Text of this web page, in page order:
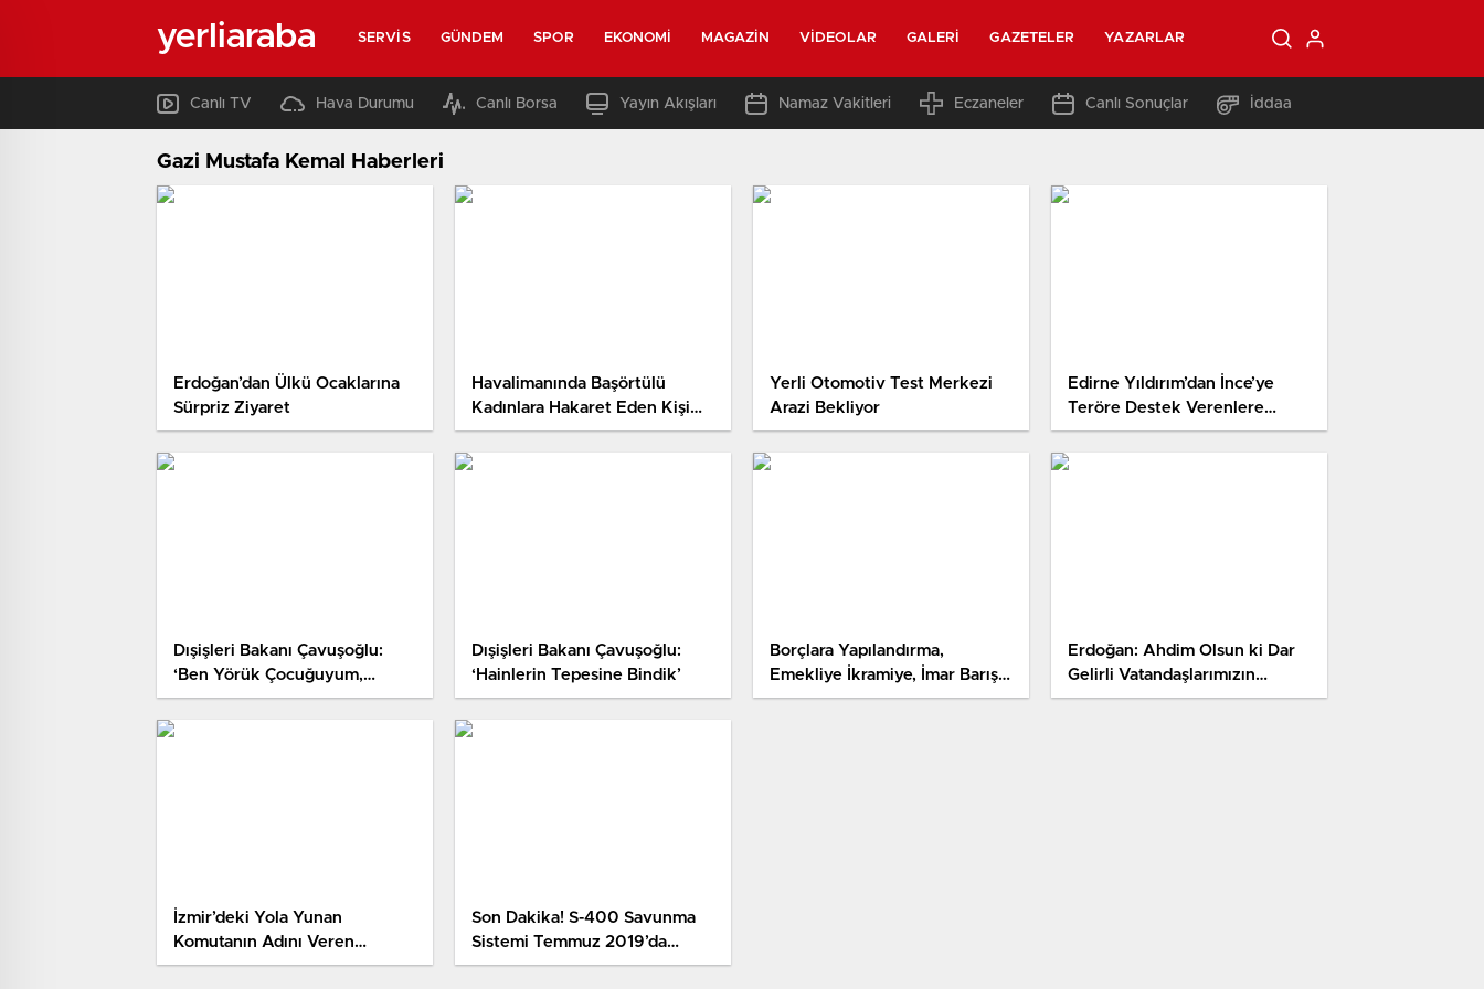
yerliaraba SERVIS GÜNDEM SPOR EKONOMI MAGAZIN VIDEOLAR GALERI GAZETELER YAZARLAR
Canlı TV Hava Durumu Canlı Borsa Yayın Akışları Namaz Vakitleri Eczaneler Canlı Sonuçlar İddaa
Gazi Mustafa Kemal Haberleri
Erdoğan’dan Ülkü Ocaklarına
Sürpriz Ziyaret
Havalimanında Başörtülü
Kadınlara Hakaret Eden Kişi
Gözaltına Alındı
Yerli Otomotiv Test Merkezi
Arazi Bekliyor
Edirne Yıldırım’dan İnce’ye
Teröre Destek Verenlere
Moral Vermek Sana mı Düştü
Hd
Dışişleri Bakanı Çavuşoğlu:
‘Ben Yörük Çocuğuyum,
Bunlara İki Koyun Bile Teslim
Etmem’
Dışişleri Bakanı Çavuşoğlu:
‘Hainlerin Tepesine Bindik’
Borçlara Yapılandırma,
Emekliye İkramiye, İmar Barışı
Tasarısı TBMM’de Kabul Edildi
Erdoğan: Ahdim Olsun ki Dar
Gelirli Vatandaşlarımızın
Geçimi Kolaylaşacak
İzmir’deki Yola Yunan
Komutanın Adını Veren
Google’a Tepki Yağdı
Son Dakika! S-400 Savunma
Sistemi Temmuz 2019’da
Türkiye’ye Geliyor